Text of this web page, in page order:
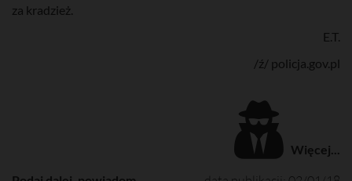
za kradzież.
E.T.
/ź/ policja.gov.pl
Więcej...